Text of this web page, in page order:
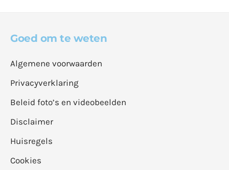
Goed om te weten
Algemene voorwaarden
Privacyverklaring
Beleid foto’s en videobeelden
Disclaimer
Huisregels
Cookies